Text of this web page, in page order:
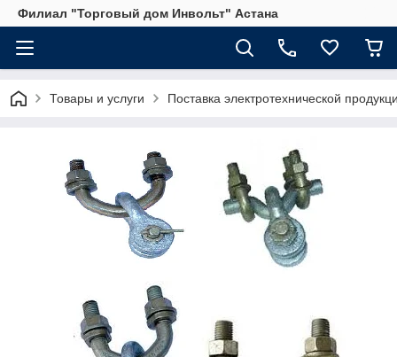
Филиал "Торговый дом Инвольт" Астана
Товары и услуги Поставка электротехнической